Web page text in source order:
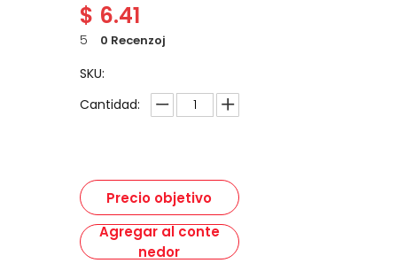
$ 6.41
5 0 Recenzoj
SKU:
Cantidad:
Precio objetivo
Agregar al conte
nedor